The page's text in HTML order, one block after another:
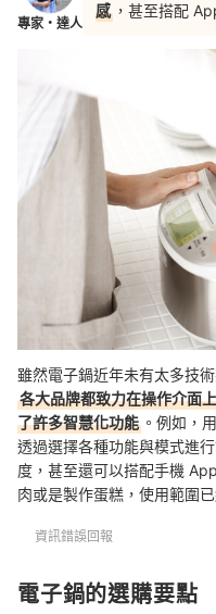
專家・達人
感 ，甚至搭配
雖然電子鍋近年未有太多技
各大品牌都致力在操作介面
了許多智慧化功能 。例如，
透過選擇各種功能與模式進
度，甚至還可以搭配手機
肉或是製作蛋糕，使用範圍
資訊錯誤回報
電子鍋的選購要點